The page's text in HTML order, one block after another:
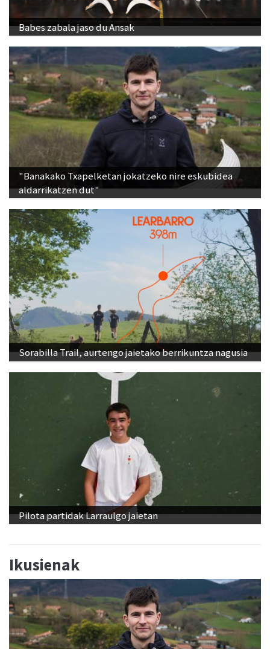
Babes zabala jaso du Ansak
"Banakako Txapelketan jokatzeko nire eskubidea
aldarrikatzen dut"
Sorabilla Trail, aurtengo jaietako berrikuntza nagusia
Pilota partidak Larraulgo jaietan
Ikusienak